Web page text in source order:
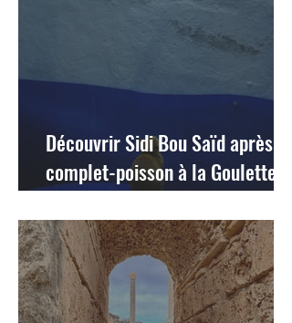
Découvrir Sidi Bou Saïd après un
complet-poisson à la Goulette :
le charme d'un dimanche
tunisien !